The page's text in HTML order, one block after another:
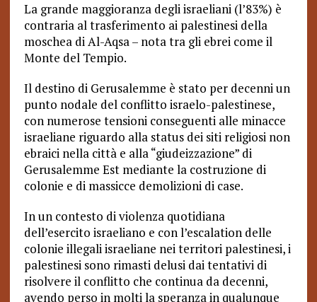
La grande maggioranza degli israeliani (l’83%) è
contraria al trasferimento ai palestinesi della
moschea di Al-Aqsa – nota tra gli ebrei come il
Monte del Tempio.
Il destino di Gerusalemme è stato per decenni un
punto nodale del conflitto israelo-palestinese,
con numerose tensioni conseguenti alle minacce
israeliane riguardo alla status dei siti religiosi non
ebraici nella città e alla “giudeizzazione” di
Gerusalemme Est mediante la costruzione di
colonie e di massicce demolizioni di case.
In un contesto di violenza quotidiana
dell’esercito israeliano e conl’escalation delle
colonie illegali israeliane nei territori palestinesi, i
palestinesi sono rimasti delusi dai tentativi di
risolvere il conflitto che continua da decenni,
avendo perso in molti la speranza inqualunque